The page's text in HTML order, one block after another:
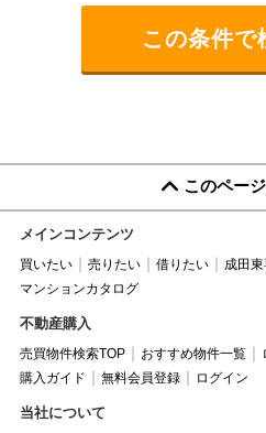
このペー
メインコンテンツ
買いたい 売りたい 借りたい
成田
マンションカタログ
不動産購入
売買物件検索TOP おすすめ物件一覧
購入ガイド
無料会員登録 ログイン
当社について